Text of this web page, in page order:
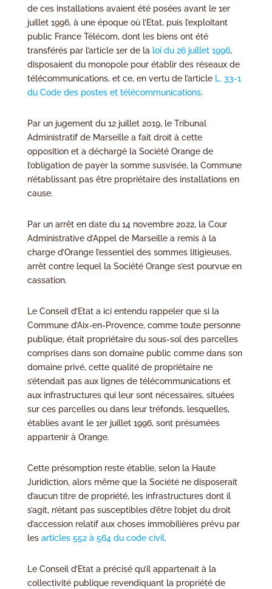
de ces installations avaient été posées avant le 1er
juillet 1996, à une époque où l’Etat, puis l’exploitant
public France Télécom, dont les biens ont été
transférés par l’article 1er de la loi du 26 juillet 1996,
disposaient du monopole pour établir des réseaux de
télécommunications, et ce, en vertu de l’article L. 33-1
du Code des postes et télécommunications.
Par un jugement du 12 juillet 2019, le Tribunal
Administratif de Marseille a fait droit à cette
opposition et a déchargé la Société Orange de
l’obligation de payer la somme susvisée, la Commune
n’établissant pas être propriétaire des installations en
cause.
Par un arrêt en date du 14 novembre 2022, la Cour
Administrative d’Appel de Marseille a remis à la
charge d’Orange l’essentiel des sommes litigieuses,
arrêt contre lequel la Société Orange s’est pourvue en
cassation.
Le Conseil d’Etat a ici entendu rappeler que si la
Commune d’Aix-en-Provence, comme toute personne
publique, était propriétaire du sous-sol des parcelles
comprises dans son domaine public comme dans son
domaine privé, cette qualité de propriétaire ne
s’étendait pas aux lignes de télécommunications et
aux infrastructures qui leur sont nécessaires, situées
sur ces parcelles ou dans leur tréfonds, lesquelles,
établies avant le 1er juillet 1996, sont présumées
appartenir à Orange.
Cette présomption reste établie, selon la Haute
Juridiction, alors même que la Société ne disposerait
d’aucun titre de propriété, les infrastructures dont il
s’agit, n’étant pas susceptibles d’être l’objet du droit
d’accession relatif aux choses immobilières prévu par
les articles 552 à 564 du code civil.
Le Conseil d’Etat a précisé qu’il appartenait à la
collectivité publique revendiquant la propriété de